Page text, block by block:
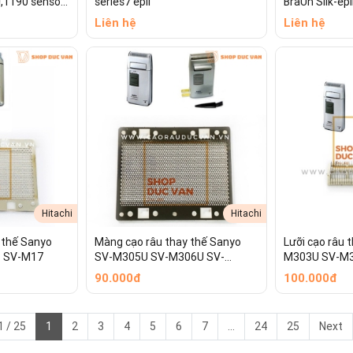
thiết kế chuyên biệt để mang lại trải nghiệm
màng lưới ngoài (lưỡi cạo ngoài) là bộ phận
một thời gian sử dụng, bộ phận này sẽ bị mài
đảm bảo tương thích hoàn hảo với máy cạo
khôi phục 100% hiệu suất của máy mà còn
Liên hệ Liên hệ
Hitachi
Sanyo
SV-M17
Hitachi
Màng cạo râu thay thế Sanyo
SV-M305U SV-M306U SV-
M308U
90.000đ
Lưỡi cạo râu
M303U SV-
SV-M730 SV-
100.000đ
/ 25 1 2 3 4 5 6 7 24 25 Next